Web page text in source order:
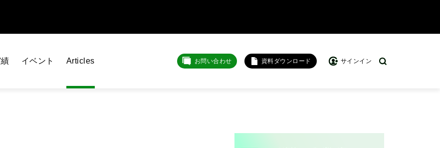
イベント Articles お問い合わせ 資料ダウンロード サインイン